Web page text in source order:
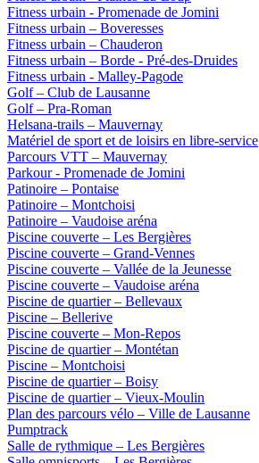
Fitness urbain - Promenade de Jomini
Fitness urbain – Boveresses
Fitness urbain – Chauderon
Fitness urbain – Borde - Pré-des-Druides
Fitness urbain - Malley-Pagode
Golf – Club de Lausanne
Golf – Pra-Roman
Helsana-trails – Mauvernay
Matériel de sport et de loisirs en libre-service
Parcours VTT – Mauvernay
Parkour - Promenade de Jomini
Patinoire – Pontaise
Patinoire – Montchoisi
Patinoire – Vaudoise aréna
Piscine couverte – Les Bergières
Piscine couverte – Grand-Vennes
Piscine couverte – Vallée de la Jeunesse
Piscine couverte – Vaudoise aréna
Piscine de quartier – Bellevaux
Piscine – Bellerive
Piscine couverte – Mon-Repos
Piscine de quartier – Montétan
Piscine – Montchoisi
Piscine de quartier – Boisy
Piscine de quartier – Vieux-Moulin
Plan des parcours vélo – Ville de Lausanne
Pumptrack
Salle de rythmique – Les Bergières